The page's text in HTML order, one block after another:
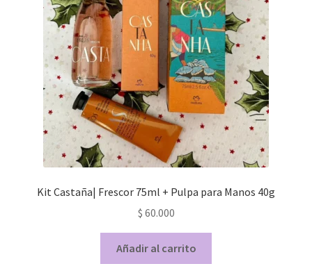
Kit Castaña| Frescor 75ml + Pulpa para Manos 40g
$ 60.000
Añadir al carrito